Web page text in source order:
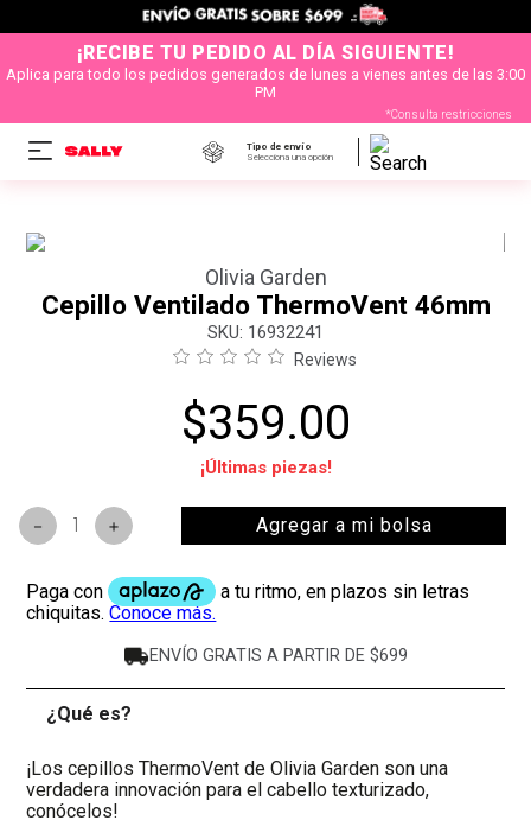
¡RECIBE TU PEDIDO AL DÍA SIGUIENTE!
Aplica para todo los pedidos generados de lunes a vienes antes de las 3:00
PM
*Consulta restricciones
Tipo de envío
Selecciona una opción
Olivia Garden
Cepillo Ventilado ThermoVent 46mm
: 16932241
Reviews
$359.00
¡Últimas piezas!
＋
－ Agregar a mi bolsa
ENVÍO GRATIS A PARTIR DE $699
¿Qué es?
¡Los cepillos ThermoVent de Olivia Garden son una
verdadera innovación para el cabello texturizado,
conócelos!